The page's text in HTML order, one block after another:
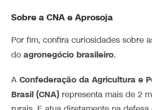
Sobre a CNA e Aprosoja
Por fim, confira curiosidades sobre
doagronegócio brasileiro.
AConfederação da Agricultura e
Brasil (CNA) representa mais de 2